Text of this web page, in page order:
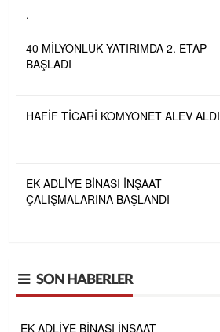
.
40 MİLYONLUK YATIRIMDA 2. ETAP
BAŞLADI
HAFİF TİCARİ KOMYONET ALEV ALDI
EK ADLİYE BİNASI İNŞAAT
ÇALIŞMALARINA BAŞLANDI
SON HABERLER
EK ADLİYE BİNASI İNŞAAT